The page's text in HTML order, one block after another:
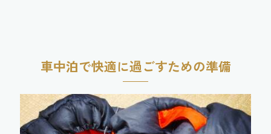
車中泊で快適に過ごすための準備